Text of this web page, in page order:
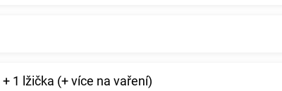
1 lžička (+ více na vaření)